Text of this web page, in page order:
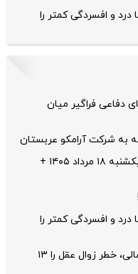
درد و افسردگی کمتر را
دفاعی فراگیر میان
شرکت آرامکو عربستان
قیمت سکه و قیمت طلا امروز یکشنبه ۱۸ مرداد ۱۴۰۵ +
درد و افسردگی کمتر را
با رعایت این سه مورد در میانسالی، خطر زوال عقل را ۱۳